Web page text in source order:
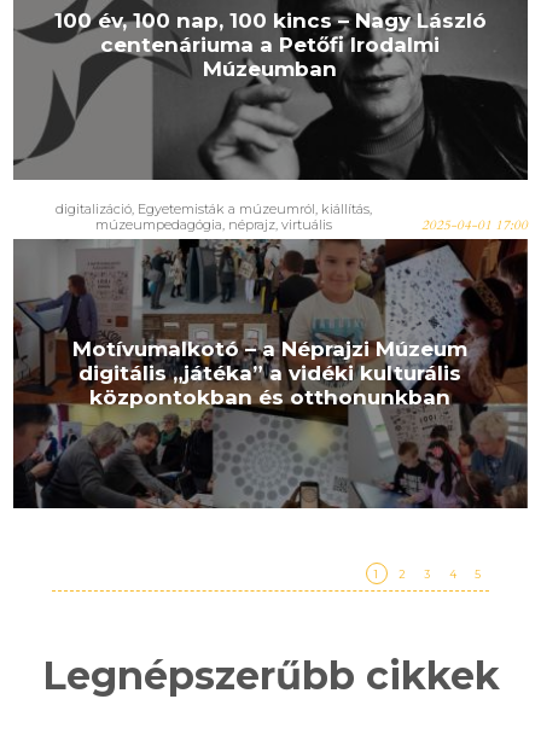
100 év, 100 nap, 100 kincs – Nagy László
centenáriuma a Petőfi Irodalmi
Múzeumban
digitalizáció, Egyetemisták a múzeumról, kiállítás,
múzeumpedagógia, néprajz, virtuális 2025-04-01 17:00
Motívumalkotó – a Néprajzi Múzeum
digitális „játéka” a vidéki kulturális
központokban és otthonunkban
1 2 3 4 5
Legnépszerűbb cikkek